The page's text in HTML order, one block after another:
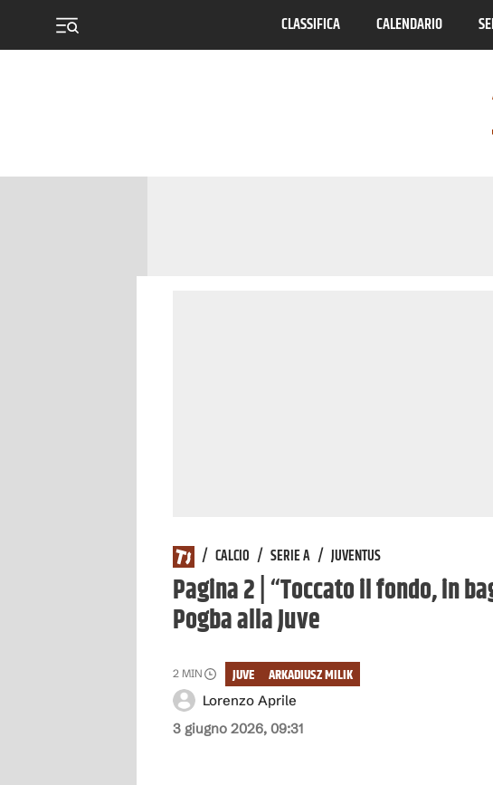
CLASSIFICA CALENDARIO
/ CALCIO / SERIE A / JUVENTUS
Pagina 2 | “Toccato il fondo, in
Pogba alla Juve
3 giugno 2026, 09:31
Lorenzo Aprile
2 MIN ARKADIUSZ MILIK
JUVE